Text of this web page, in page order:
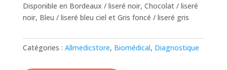
Disponible en Bordeaux / liseré noir, Chocolat / liseré
noir, Bleu / liseré bleu ciel et Gris foncé / liseré gris
Catégories : Allmedicstore, Biomédical, Diagnostique